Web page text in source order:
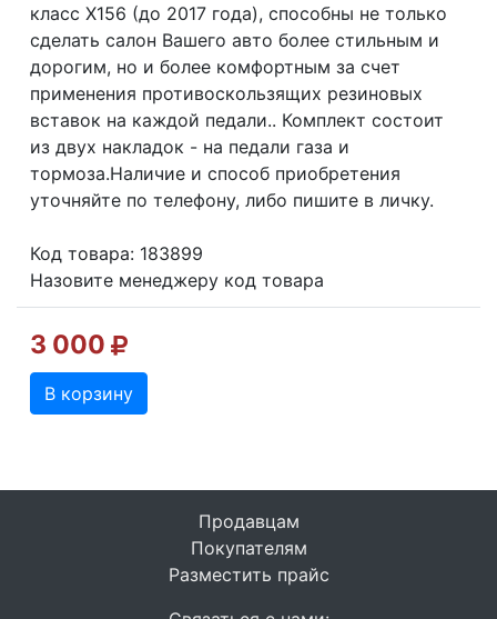
класс X156 (до 2017 года), способны не только
сделать салон Вашего авто более стильным и
дорогим, но и более комфортным за счет
применения противоскользящих резиновых
вставок на каждой педали.. Комплект состоит
из двух накладок - на педали газа и
тормоза.Наличие и способ приобретения
уточняйте по телефону, либо пишите в личку.
Код товара: 183899
Назовите менеджеру код товара
3 000
В корзину
Продавцам
Покупателям
Разместить прайс